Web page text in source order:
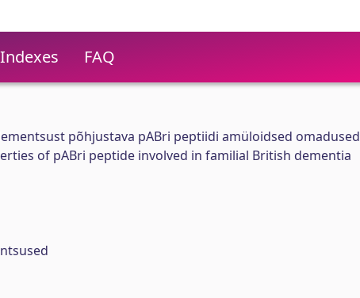
Indexes FAQ
põhjustava pABri peptiidi amüloidsed omadused
of pABri peptide involved in familial British dementia